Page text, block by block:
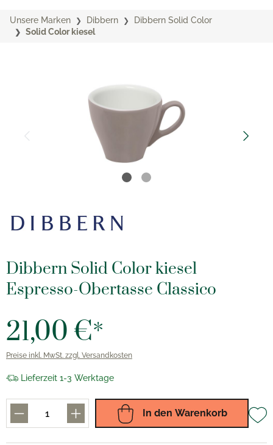
Unsere Marken Dibbern
Dibbern Solid Color
Solid Color kiesel
Dibbern Solid Color kiesel
Espresso-Obertasse Classico
21,00 €*
Preise inkl. MwSt. zzgl. Versandkosten
Lieferzeit 1-3 Werktage
In den Warenkorb